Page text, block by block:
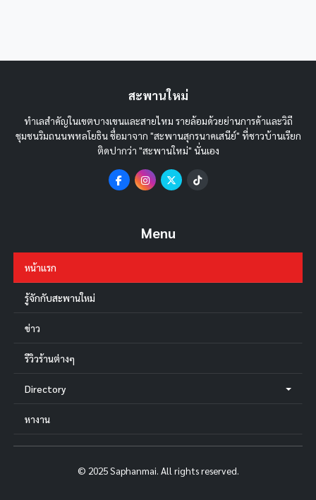
สะพานใหม่
ทำเลสำคัญในเขตบางเขนและสายไหม รายล้อมด้วยย่านการค้าและวิถี
ชุมชนริมถนนพหลโยธิน ชื่อมาจาก "สะพานสุกรนาคเสนีย์" ที่ชาวบ้านเรียก
ติดปากว่า "สะพานใหม่" นั่นเอง
Menu
หน้าแรก
รู้จักกับสะพานใหม่
ข่าว
รีวิวร้านต่างๆ
Directory
หางาน
© 2025 Saphanmai. All rights reserved.